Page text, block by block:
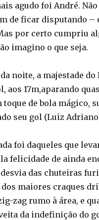
agudo foi André.
de ficar disputando –
por certo cumpriu
imagino o que seja.
noite, a majestade
aos 17m,aparando
de bola mágico,
seu gol (Luiz
foi daqueles que
felicidade de ainda
das chuteiras
maiores craques
zag rumo à área, e
da indefinição do